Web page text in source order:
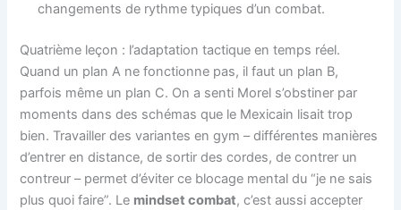
changements de rythme typiques d’un combat.
Quatrième leçon : l’adaptation tactique en temps réel.
Quand un plan A ne fonctionne pas, il faut un plan B,
parfois même un plan C. On a senti Morel s’obstiner par
moments dans des schémas que le Mexicain lisait trop
bien. Travailler des variantes en gym – différentes manières
d’entrer en distance, de sortir des cordes, de contrer un
contreur – permet d’éviter ce blocage mental du “je ne sais
plus quoi faire”. Le mindset combat, c’est aussi accepter